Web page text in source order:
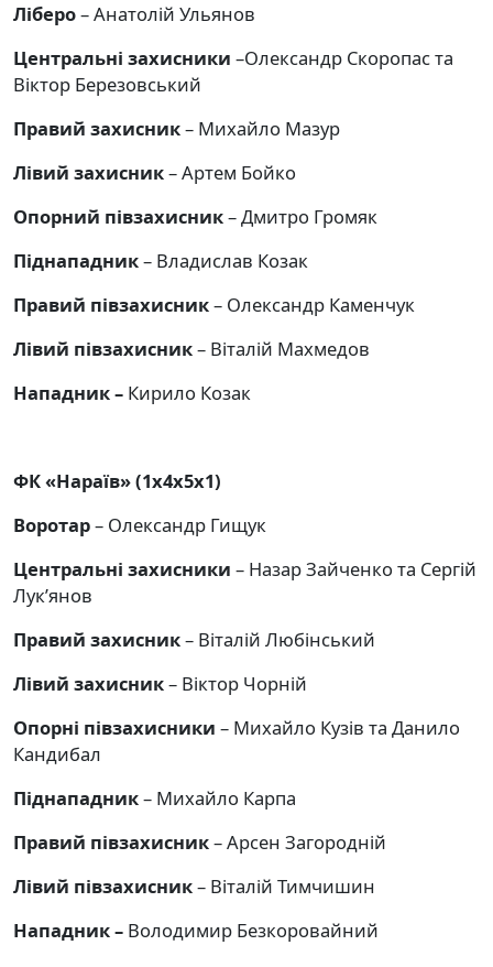
Ліберо– Анатолій Ульянов
Центральні захисники –Олександр Скоропас та
Віктор Березовський
Правий захисник– Михайло Мазур
Лівий захисник– Артем Бойко
Опорний півзахисник– Дмитро Громяк
Піднападник– Владислав Козак
Правий півзахисник– Олександр Каменчук
Лівий півзахисник– Віталій Махмедов
Нападник – Кирило Козак
ФК «Нараїв»(1х4х5х1)
Воротар– Олександр Гищук
Центральні захисники – Назар Зайченко та Сергій
Лук’янов
Правий захисник– Віталій Любінський
Лівий захисник– Віктор Чорній
Опорні півзахисники – Михайло Кузів та Данило
Кандибал
Піднападник– Михайло Карпа
Правий півзахисник– Арсен Загородній
Лівий півзахисник– Віталій Тимчишин
Нападник – Володимир Безкоровайний